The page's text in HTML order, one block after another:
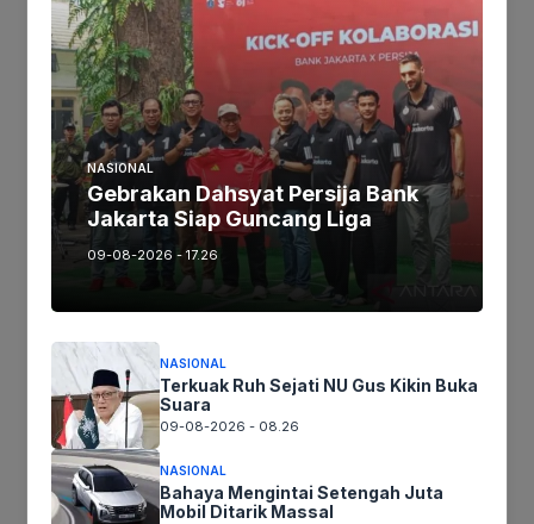
Ikuti kami :
Tinggalkan komentar
Komentar
Nama
Surel
NASIONAL
Gebrakan Dahsyat Persija Bank
Jakarta Siap Guncang Liga
09-08-2026 - 17.26
NASIONAL
Terkuak Ruh Sejati NU Gus Kikin Buka
Suara
09-08-2026 - 08.26
NASIONAL
Bahaya Mengintai Setengah Juta
Mobil Ditarik Massal